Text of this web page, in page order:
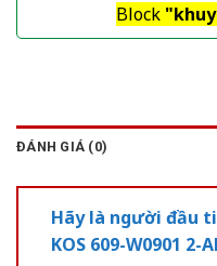
Block
ĐÁNH GIÁ (0)
Hãy là người đầu
KOS 609-W0901 2-